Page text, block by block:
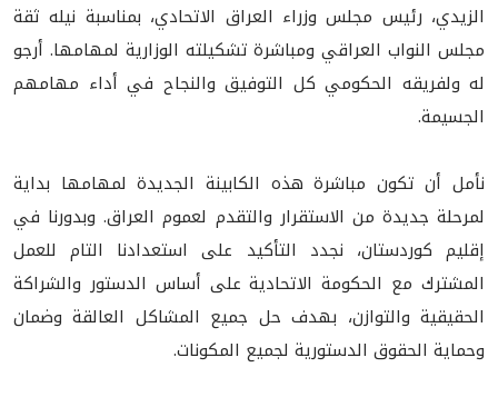
الزيدي، رئيس مجلس وزراء العراق الاتحادي، بمناسبة نيله ثقة
مجلس النواب العراقي ومباشرة تشكيلته الوزارية لمهامها. أرجو
له ولفريقه الحكومي كل التوفيق والنجاح في أداء مهامهم
الجسيمة.
نأمل أن تكون مباشرة هذه الكابينة الجديدة لمهامها بداية
لمرحلة جديدة من الاستقرار والتقدم لعموم العراق. وبدورنا في
إقليم كوردستان، نجدد التأكيد على استعدادنا التام للعمل
المشترك مع الحكومة الاتحادية على أساس الدستور والشراكة
الحقيقية والتوازن، بهدف حل جميع المشاكل العالقة وضمان
وحماية الحقوق الدستورية لجميع المكونات.